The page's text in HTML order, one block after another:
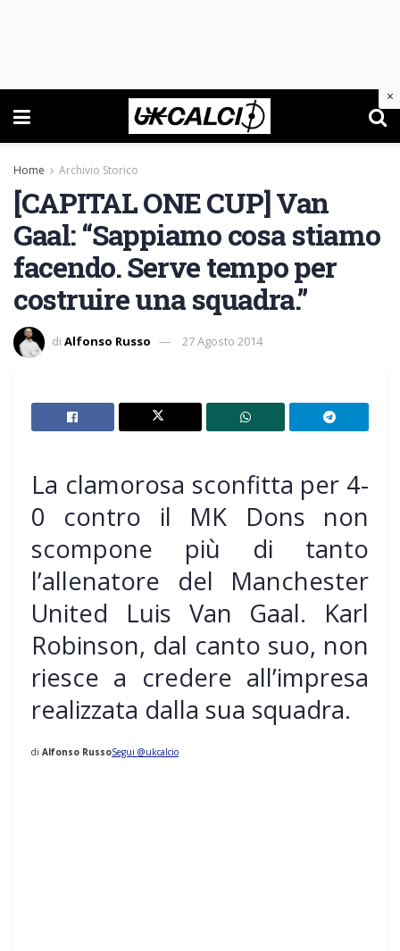
Home Archivio Storico
[CAPITAL ONE CUP] Van
Gaal: “Sappiamo cosa stiamo
facendo. Serve tempo per
costruire una squadra.”
di Alfonso Russo 27 Agosto 2014
La clamorosa sconfitta per 4-
0 contro il MK Dons non
scompone più di tanto
l’allenatore del Manchester
United Luis Van Gaal. Karl
Robinson, dal canto suo, non
riesce a credere all’impresa
realizzata dalla sua squadra.
di Alfonso RussoSegui @ukcalcio
×